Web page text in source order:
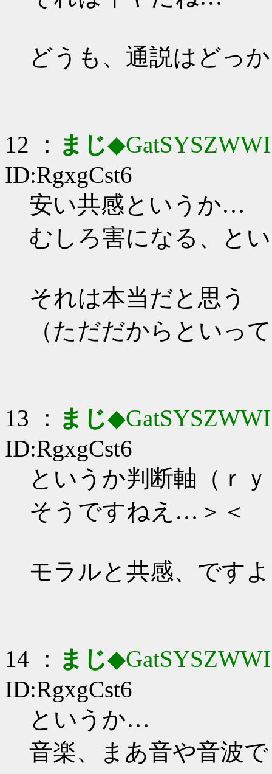
どうも、通説はどっ
12 ： まじ◆GatSYSZWWI
ID:RgxgCst6
安い共感というか…
むしろ害になる、と
それは本当だと思う
（ただだからといっ
13 ： まじ◆GatSYSZWWI
ID:RgxgCst6
というか判断軸（ｒｙ
そうですねえ…＞＜
モラルと共感、ですよ
14 ： まじ◆GatSYSZWWI
ID:RgxgCst6
というか…
音楽、まあ音や音波